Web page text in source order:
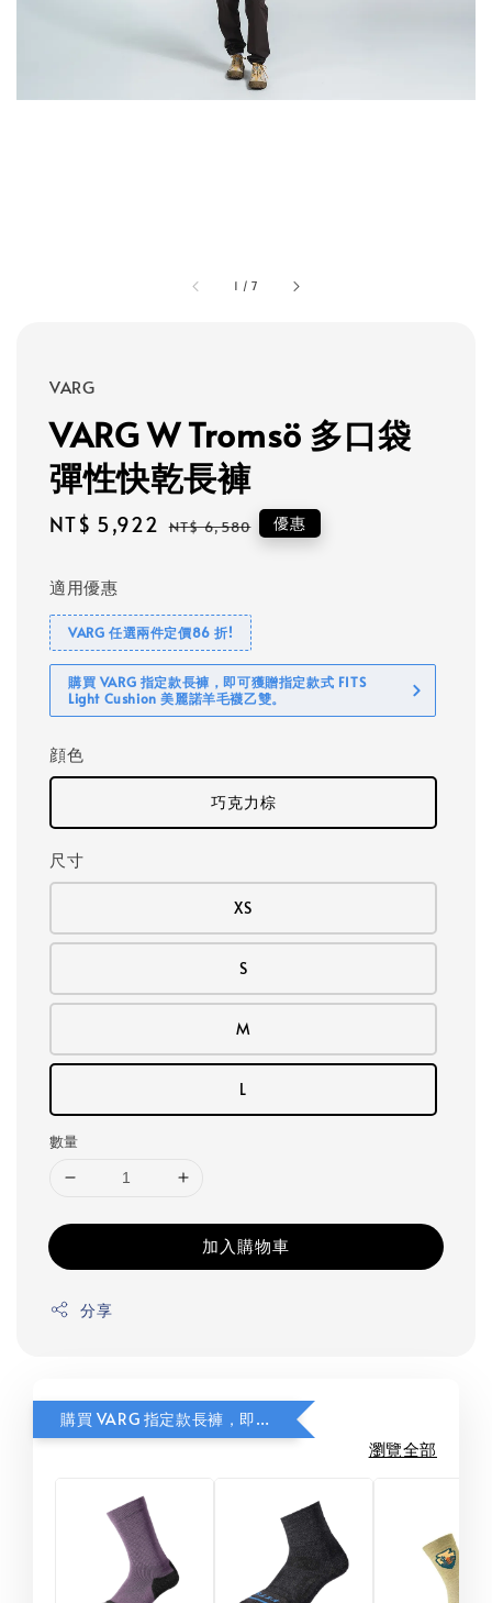
1 /7
VARG
VARG W Tromsö 多口袋
彈性快乾長褲
Sale
NT$ 5,922 Regular
NT$ 6,580 優惠
適用優惠
VARG 任選兩件定價86 折!
購買 VARG 指定款長褲，即可獲贈指定款式 FITS
Light Cushion 美麗諾羊毛襪乙雙。
顔色
巧克力棕
尺寸
XS
S
M
L
數量
加入購物車
分享
購買 VARG 指定款長褲，即可獲贈指定款式 FITS Light Cushion 美麗諾羊毛襪乙雙。
瀏覽全部